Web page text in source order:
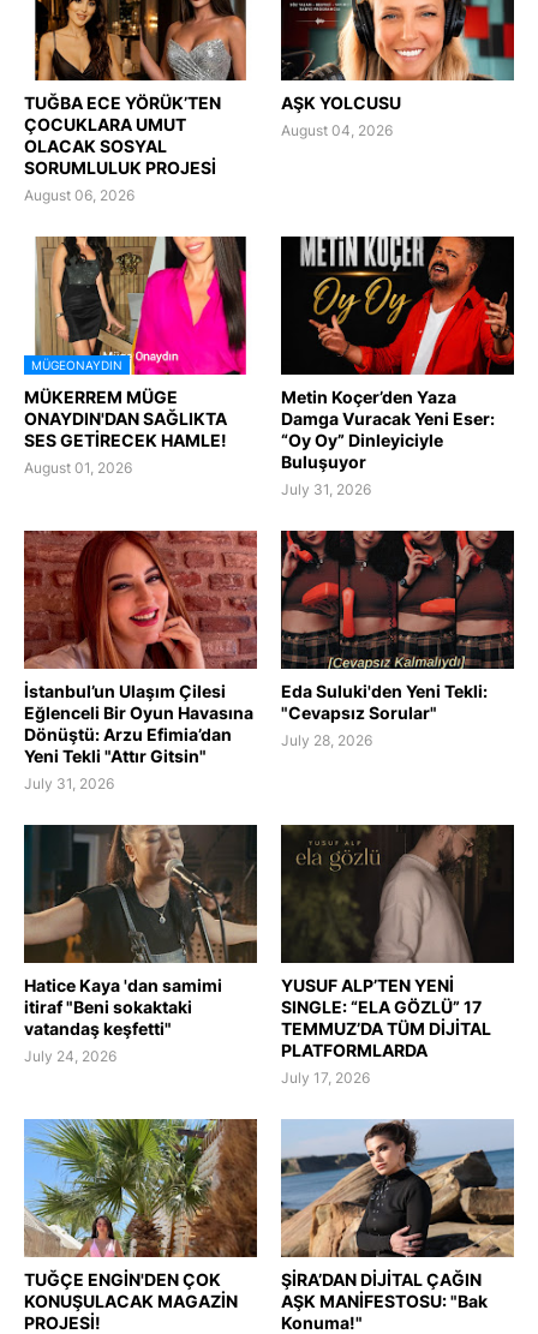
TUĞBA ECE YÖRÜK’TEN
ÇOCUKLARA UMUT
OLACAK SOSYAL
SORUMLULUK PROJESİ
August 06, 2026
AŞK YOLCUSU
August 04, 2026
MÜGEONAYDIN
MÜKERREM MÜGE
ONAYDIN'DAN SAĞLIKTA
SES GETİRECEK HAMLE!
August 01, 2026
Metin Koçer’den Yaza
Damga Vuracak Yeni Eser:
“Oy Oy” Dinleyiciyle
Buluşuyor
July 31, 2026
İstanbul’un Ulaşım Çilesi
Eğlenceli Bir Oyun Havasına
Dönüştü: Arzu Efimia’dan
Yeni Tekli "Attır Gitsin"
July 31, 2026
Eda Suluki'den Yeni Tekli:
"Cevapsız Sorular"
July 28, 2026
Hatice Kaya 'dan samimi
itiraf "Beni sokaktaki
vatandaş keşfetti"
July 24, 2026
YUSUF ALP’TEN YENİ
SINGLE: “ELA GÖZLÜ” 17
TEMMUZ’DA TÜM DİJİTAL
PLATFORMLARDA
July 17, 2026
TUĞÇE ENGİN'DEN ÇOK
KONUŞULACAK MAGAZİN
PROJESİ!
ŞİRA’DAN DİJİTAL ÇAĞIN
AŞK MANİFESTOSU: "Bak
Konuma!"